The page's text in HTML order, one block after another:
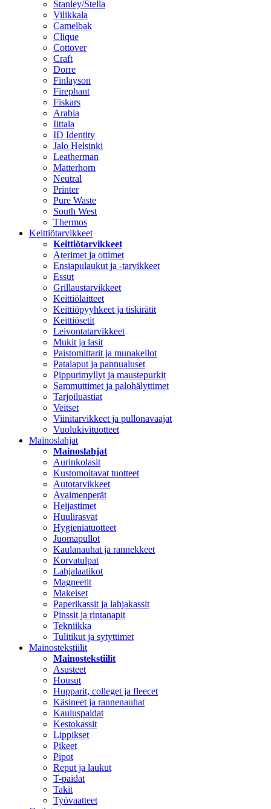
Stanley/Stella
Vilikkala
Camelbak
Clique
Cottover
Craft
Dorre
Finlayson
Firephant
Fiskars
Arabia
Iittala
ID Identity
Jalo Helsinki
Leatherman
Matterhorn
Neutral
Printer
Pure Waste
South West
Thermos
Keittiötarvikkeet
Keittiötarvikkeet
Aterimet ja ottimet
Ensiapulaukut ja -tarvikkeet
Essut
Grillaustarvikkeet
Keittiölaitteet
Keittiöpyyhkeet ja tiskirätit
Keittiösetit
Leivontatarvikkeet
Mukit ja lasit
Paistomittarit ja munakellot
Patalaput ja pannualuset
Pippurimyllyt ja maustepurkit
Sammuttimet ja palohälyttimet
Tarjoiluastiat
Veitset
Viinitarvikkeet ja pullonavaajat
Vuolukivituotteet
Mainoslahjat
Mainoslahjat
Aurinkolasit
Kustomoitavat tuotteet
Autotarvikkeet
Avaimenperät
Heijastimet
Huulirasvat
Hygieniatuotteet
Juomapullot
Kaulanauhat ja rannekkeet
Korvatulpat
Lahjalaatikot
Magneetit
Makeiset
Paperikassit ja lahjakassit
Pinssit ja rintanapit
Tekniikka
Tulitikut ja sytyttimet
Mainostekstiilit
Mainostekstiilit
Asusteet
Housut
Hupparit, colleget ja fleecet
Käsineet ja rannenauhat
Kauluspaidat
Kestokassit
Lippikset
Pikeet
Pipot
Reput ja laukut
T-paidat
Takit
Työvaatteet